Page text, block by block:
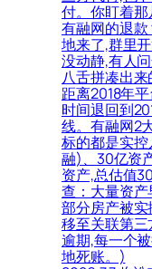
付。你盯着
有融网的退
地来了,群里
没动静,有人
八舌拼凑出来
距离2018年
时间退回到
线。有融网2
标的都是实
融)、30亿资
资产,总估值
查：大量资
部分房产被
移至关联第
逾期,每一个
地死账。)